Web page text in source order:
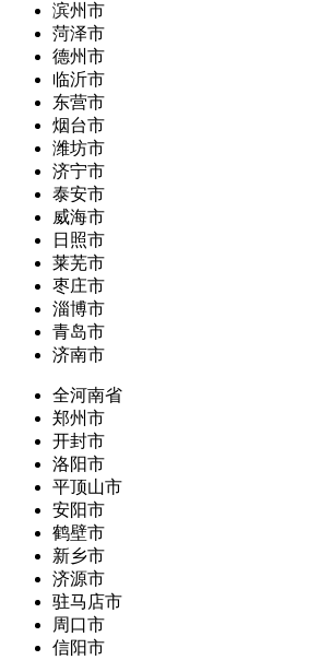
滨州市
菏泽市
德州市
临沂市
东营市
烟台市
潍坊市
济宁市
泰安市
威海市
日照市
莱芜市
枣庄市
淄博市
青岛市
济南市
全河南省
郑州市
开封市
洛阳市
平顶山市
安阳市
鹤壁市
新乡市
济源市
驻马店市
周口市
信阳市